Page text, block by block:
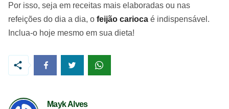
Por isso, seja em receitas mais elaboradas ou nas
refeições do dia a dia, o feijão carioca é indispensável.
Inclua-o hoje mesmo em sua dieta!
Mayk Alves